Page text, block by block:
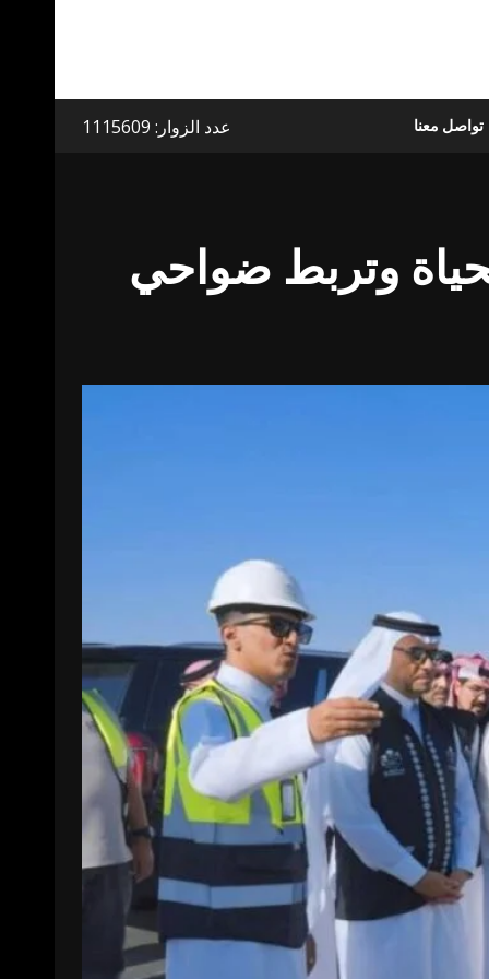
تواصل معنا عدد الزوار: 1115609
وتربط ضواحي